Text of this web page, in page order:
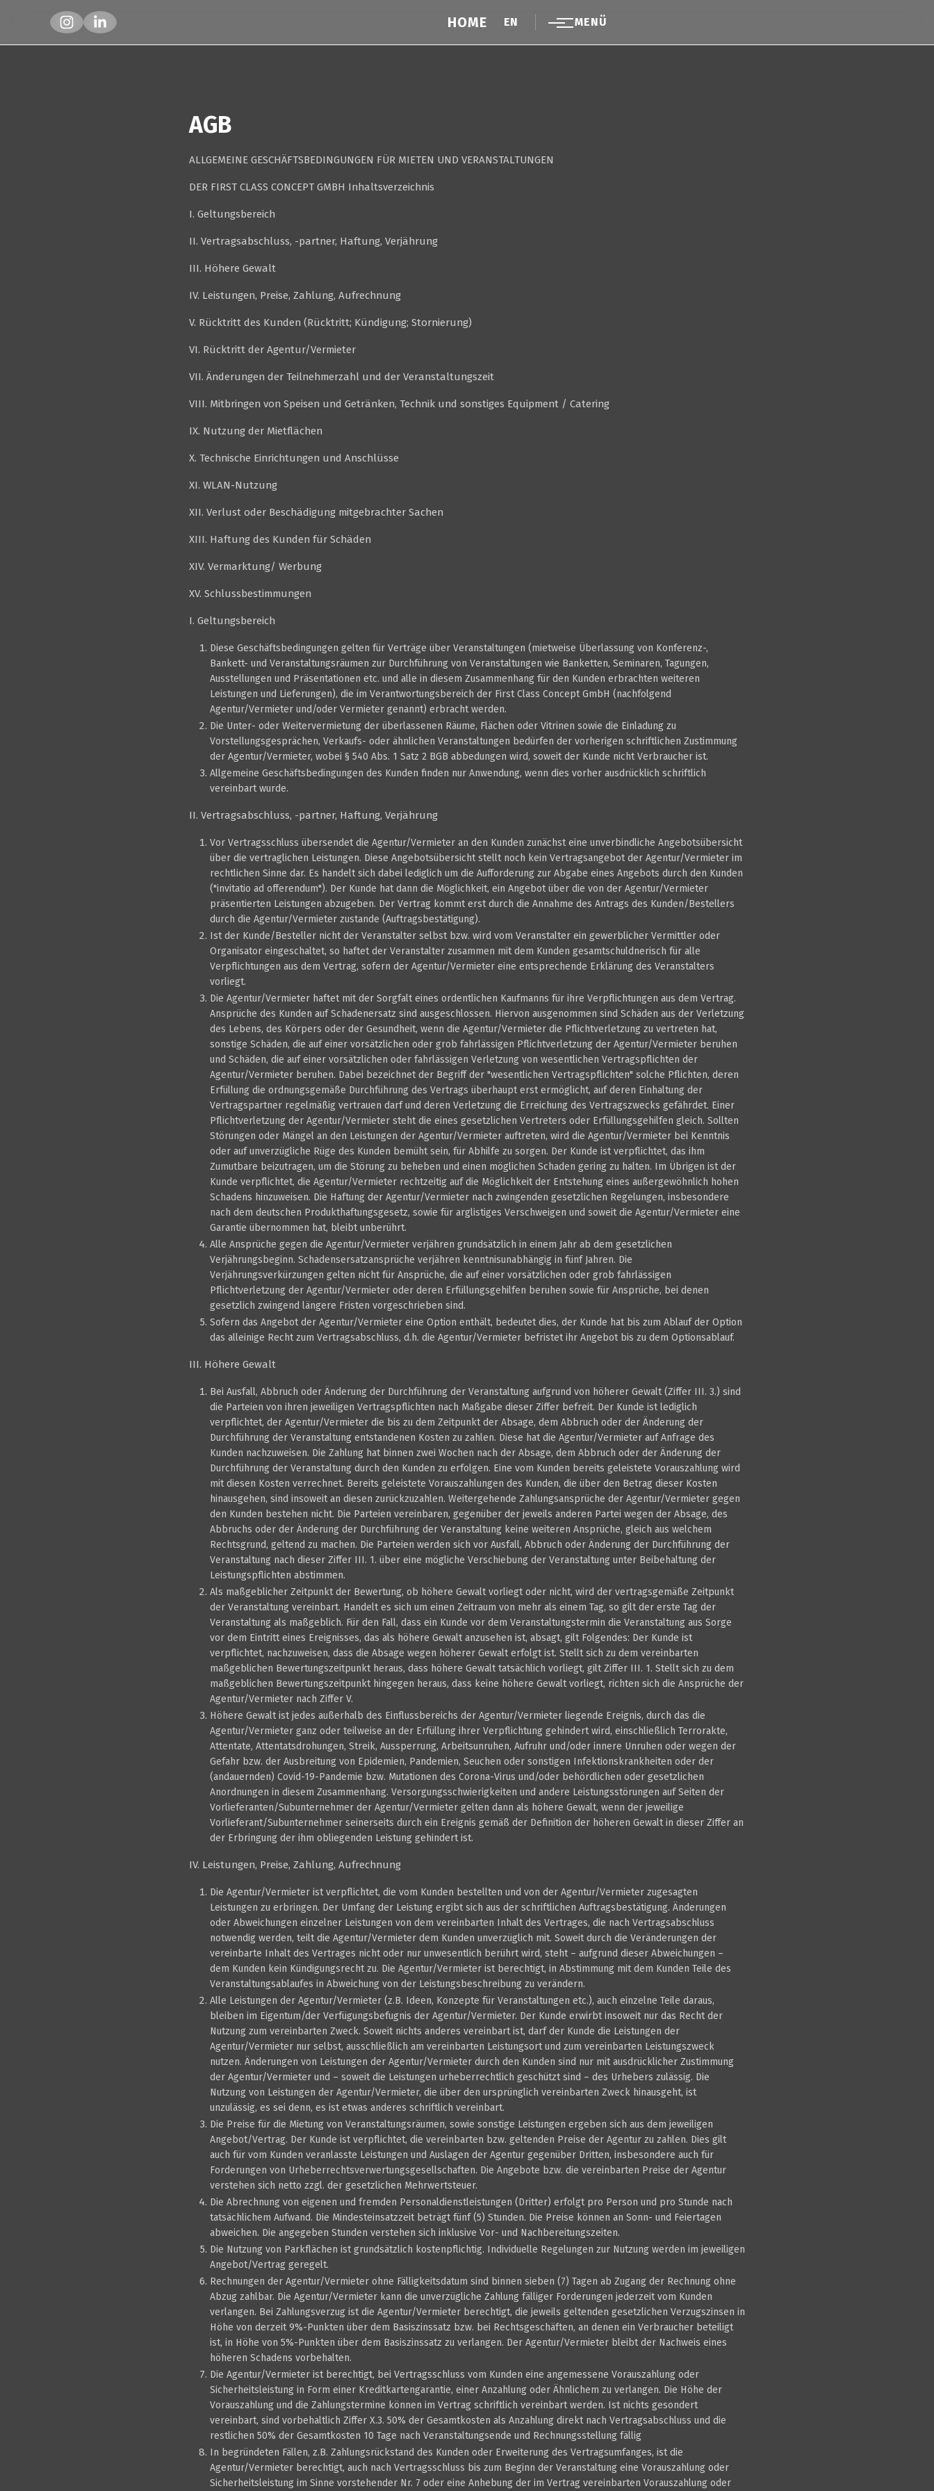
HOME EN MENÜ
AGB
ALLGEMEINE GESCHÄFTSBEDINGUNGEN FÜR MIETEN UND VERANSTALTUNGEN
DER FIRST CLASS CONCEPT GMBH Inhaltsverzeichnis
I. Geltungsbereich
II. Vertragsabschluss, -partner, Haftung, Verjährung
III. Höhere Gewalt
IV. Leistungen, Preise, Zahlung, Aufrechnung
V. Rücktritt des Kunden (Rücktritt; Kündigung; Stornierung)
VI. Rücktritt der Agentur/Vermieter
VII. Änderungen der Teilnehmerzahl und der Veranstaltungszeit
VIII. Mitbringen von Speisen und Getränken, Technik und sonstiges Equipment / Catering
IX. Nutzung der Mietflächen
X. Technische Einrichtungen und Anschlüsse
XI. WLAN-Nutzung
XII. Verlust oder Beschädigung mitgebrachter Sachen
XIII. Haftung des Kunden für Schäden
XIV. Vermarktung/ Werbung
XV. Schlussbestimmungen
I. Geltungsbereich
Diese Geschäftsbedingungen gelten für Verträge über Veranstaltungen (mietweise Überlassung von Konferenz-,
Bankett- und Veranstaltungsräumen zur Durchführung von Veranstaltungen wie Banketten, Seminaren, Tagungen,
Ausstellungen und Präsentationen etc. und alle in diesem Zusammenhang für den Kunden erbrachten weiteren
Leistungen und Lieferungen), die im Verantwortungsbereich der First Class Concept GmbH (nachfolgend
Agentur/Vermieter und/oder Vermieter genannt) erbracht werden.
Die Unter- oder Weitervermietung der überlassenen Räume, Flächen oder Vitrinen sowie die Einladung zu
Vorstellungsgesprächen, Verkaufs- oder ähnlichen Veranstaltungen bedürfen der vorherigen schriftlichen Zustimmung
der Agentur/Vermieter, wobei § 540 Abs. 1 Satz 2 BGB abbedungen wird, soweit der Kunde nicht Verbraucher ist.
Allgemeine Geschäftsbedingungen des Kunden finden nur Anwendung, wenn dies vorher ausdrücklich schriftlich
vereinbart wurde.
II. Vertragsabschluss, -partner, Haftung, Verjährung
Vor Vertragsschluss übersendet die Agentur/Vermieter an den Kunden zunächst eine unverbindliche Angebotsübersicht
über die vertraglichen Leistungen. Diese Angebotsübersicht stellt noch kein Vertragsangebot der Agentur/Vermieter im
rechtlichen Sinne dar. Es handelt sich dabei lediglich um die Aufforderung zur Abgabe eines Angebots durch den Kunden
("invitatio ad offerendum"). Der Kunde hat dann die Möglichkeit, ein Angebot über die von der Agentur/Vermieter
präsentierten Leistungen abzugeben. Der Vertrag kommt erst durch die Annahme des Antrags des Kunden/Bestellers
durch die Agentur/Vermieter zustande (Auftragsbestätigung).
Ist der Kunde/Besteller nicht der Veranstalter selbst bzw. wird vom Veranstalter ein gewerblicher Vermittler oder
Organisator eingeschaltet, so haftet der Veranstalter zusammen mit dem Kunden gesamtschuldnerisch für alle
Verpflichtungen aus dem Vertrag, sofern der Agentur/Vermieter eine entsprechende Erklärung des Veranstalters
vorliegt.
Die Agentur/Vermieter haftet mit der Sorgfalt eines ordentlichen Kaufmanns für ihre Verpflichtungen aus dem Vertrag.
Ansprüche des Kunden auf Schadenersatz sind ausgeschlossen. Hiervon ausgenommen sind Schäden aus der Verletzung
des Lebens, des Körpers oder der Gesundheit, wenn die Agentur/Vermieter die Pflichtverletzung zu vertreten hat,
sonstige Schäden, die auf einer vorsätzlichen oder grob fahrlässigen Pflichtverletzung der Agentur/Vermieter beruhen
und Schäden, die auf einer vorsätzlichen oder fahrlässigen Verletzung von wesentlichen Vertragspflichten der
Agentur/Vermieter beruhen. Dabei bezeichnet der Begriff der "wesentlichen Vertragspflichten" solche Pflichten, deren
Erfüllung die ordnungsgemäße Durchführung des Vertrags überhaupt erst ermöglicht, auf deren Einhaltung der
Vertragspartner regelmäßig vertrauen darf und deren Verletzung die Erreichung des Vertragszwecks gefährdet. Einer
Pflichtverletzung der Agentur/Vermieter steht die eines gesetzlichen Vertreters oder Erfüllungsgehilfen gleich. Sollten
Störungen oder Mängel an den Leistungen der Agentur/Vermieter auftreten, wird die Agentur/Vermieter bei Kenntnis
oder auf unverzügliche Rüge des Kunden bemüht sein, für Abhilfe zu sorgen. Der Kunde ist verpflichtet, das ihm
Zumutbare beizutragen, um die Störung zu beheben und einen möglichen Schaden gering zu halten. Im Übrigen ist der
Kunde verpflichtet, die Agentur/Vermieter rechtzeitig auf die Möglichkeit der Entstehung eines außergewöhnlich hohen
Schadens hinzuweisen. Die Haftung der Agentur/Vermieter nach zwingenden gesetzlichen Regelungen, insbesondere
nach dem deutschen Produkthaftungsgesetz, sowie für arglistiges Verschweigen und soweit die Agentur/Vermieter eine
Garantie übernommen hat, bleibt unberührt.
Alle Ansprüche gegen die Agentur/Vermieter verjähren grundsätzlich in einem Jahr ab dem gesetzlichen
Verjährungsbeginn. Schadensersatzansprüche verjähren kenntnisunabhängig in fünf Jahren. Die
Verjährungsverkürzungen gelten nicht für Ansprüche, die auf einer vorsätzlichen oder grob fahrlässigen
Pflichtverletzung der Agentur/Vermieter oder deren Erfüllungsgehilfen beruhen sowie für Ansprüche, bei denen
gesetzlich zwingend längere Fristen vorgeschrieben sind.
Sofern das Angebot der Agentur/Vermieter eine Option enthält, bedeutet dies, der Kunde hat bis zum Ablauf der Option
das alleinige Recht zum Vertragsabschluss, d.h. die Agentur/Vermieter befristet ihr Angebot bis zu dem Optionsablauf.
III. Höhere Gewalt
Bei Ausfall, Abbruch oder Änderung der Durchführung der Veranstaltung aufgrund von höherer Gewalt (Ziffer III. 3.) sind
die Parteien von ihren jeweiligen Vertragspflichten nach Maßgabe dieser Ziffer befreit. Der Kunde ist lediglich
verpflichtet, der Agentur/Vermieter die bis zu dem Zeitpunkt der Absage, dem Abbruch oder der Änderung der
Durchführung der Veranstaltung entstandenen Kosten zu zahlen. Diese hat die Agentur/Vermieter auf Anfrage des
Kunden nachzuweisen. Die Zahlung hat binnen zwei Wochen nach der Absage, dem Abbruch oder der Änderung der
Durchführung der Veranstaltung durch den Kunden zu erfolgen. Eine vom Kunden bereits geleistete Vorauszahlung wird
mit diesen Kosten verrechnet. Bereits geleistete Vorauszahlungen des Kunden, die über den Betrag dieser Kosten
hinausgehen, sind insoweit an diesen zurückzuzahlen. Weitergehende Zahlungsansprüche der Agentur/Vermieter gegen
den Kunden bestehen nicht. Die Parteien vereinbaren, gegenüber der jeweils anderen Partei wegen der Absage, des
Abbruchs oder der Änderung der Durchführung der Veranstaltung keine weiteren Ansprüche, gleich aus welchem
Rechtsgrund, geltend zu machen. Die Parteien werden sich vor Ausfall, Abbruch oder Änderung der Durchführung der
Veranstaltung nach dieser Ziffer III. 1. über eine mögliche Verschiebung der Veranstaltung unter Beibehaltung der
Leistungspflichten abstimmen.
Als maßgeblicher Zeitpunkt der Bewertung, ob höhere Gewalt vorliegt oder nicht, wird der vertragsgemäße Zeitpunkt
der Veranstaltung vereinbart. Handelt es sich um einen Zeitraum von mehr als einem Tag, so gilt der erste Tag der
Veranstaltung als maßgeblich. Für den Fall, dass ein Kunde vor dem Veranstaltungstermin die Veranstaltung aus Sorge
vor dem Eintritt eines Ereignisses, das als höhere Gewalt anzusehen ist, absagt, gilt Folgendes: Der Kunde ist
verpflichtet, nachzuweisen, dass die Absage wegen höherer Gewalt erfolgt ist. Stellt sich zu dem vereinbarten
maßgeblichen Bewertungszeitpunkt heraus, dass höhere Gewalt tatsächlich vorliegt, gilt Ziffer III. 1. Stellt sich zu dem
maßgeblichen Bewertungszeitpunkt hingegen heraus, dass keine höhere Gewalt vorliegt, richten sich die Ansprüche der
Agentur/Vermieter nach Ziffer V.
Höhere Gewalt ist jedes außerhalb des Einflussbereichs der Agentur/Vermieter liegende Ereignis, durch das die
Agentur/Vermieter ganz oder teilweise an der Erfüllung ihrer Verpflichtung gehindert wird, einschließlich Terrorakte,
Attentate, Attentatsdrohungen, Streik, Aussperrung, Arbeitsunruhen, Aufruhr und/oder innere Unruhen oder wegen der
Gefahr bzw. der Ausbreitung von Epidemien, Pandemien, Seuchen oder sonstigen Infektionskrankheiten oder der
(andauernden) Covid-19-Pandemie bzw. Mutationen des Corona-Virus und/oder behördlichen oder gesetzlichen
Anordnungen in diesem Zusammenhang. Versorgungsschwierigkeiten und andere Leistungsstörungen auf Seiten der
Vorlieferanten/Subunternehmer der Agentur/Vermieter gelten dann als höhere Gewalt, wenn der jeweilige
Vorlieferant/Subunternehmer seinerseits durch ein Ereignis gemäß der Definition der höheren Gewalt in dieser Ziffer an
der Erbringung der ihm obliegenden Leistung gehindert ist.
IV. Leistungen, Preise, Zahlung, Aufrechnung
Die Agentur/Vermieter ist verpflichtet, die vom Kunden bestellten und von der Agentur/Vermieter zugesagten
Leistungen zu erbringen. Der Umfang der Leistung ergibt sich aus der schriftlichen Auftragsbestätigung. Änderungen
oder Abweichungen einzelner Leistungen von dem vereinbarten Inhalt des Vertrages, die nach Vertragsabschluss
notwendig werden, teilt die Agentur/Vermieter dem Kunden unverzüglich mit. Soweit durch die Veränderungen der
vereinbarte Inhalt des Vertrages nicht oder nur unwesentlich berührt wird, steht – aufgrund dieser Abweichungen –
dem Kunden kein Kündigungsrecht zu. Die Agentur/Vermieter ist berechtigt, in Abstimmung mit dem Kunden Teile des
Veranstaltungsablaufes in Abweichung von der Leistungsbeschreibung zu verändern.
Alle Leistungen der Agentur/Vermieter (z.B. Ideen, Konzepte für Veranstaltungen etc.), auch einzelne Teile daraus,
bleiben im Eigentum/der Verfügungsbefugnis der Agentur/Vermieter. Der Kunde erwirbt insoweit nur das Recht der
Nutzung zum vereinbarten Zweck. Soweit nichts anderes vereinbart ist, darf der Kunde die Leistungen der
Agentur/Vermieter nur selbst, ausschließlich am vereinbarten Leistungsort und zum vereinbarten Leistungszweck
nutzen. Änderungen von Leistungen der Agentur/Vermieter durch den Kunden sind nur mit ausdrücklicher Zustimmung
der Agentur/Vermieter und – soweit die Leistungen urheberrechtlich geschützt sind – des Urhebers zulässig. Die
Nutzung von Leistungen der Agentur/Vermieter, die über den ursprünglich vereinbarten Zweck hinausgeht, ist
unzulässig, es sei denn, es ist etwas anderes schriftlich vereinbart.
Die Preise für die Mietung von Veranstaltungsräumen, sowie sonstige Leistungen ergeben sich aus dem jeweiligen
Angebot/Vertrag. Der Kunde ist verpflichtet, die vereinbarten bzw. geltenden Preise der Agentur zu zahlen. Dies gilt
auch für vom Kunden veranlasste Leistungen und Auslagen der Agentur gegenüber Dritten, insbesondere auch für
Forderungen von Urheberrechtsverwertungsgesellschaften. Die Angebote bzw. die vereinbarten Preise der Agentur
verstehen sich netto zzgl. der gesetzlichen Mehrwertsteuer.
Die Abrechnung von eigenen und fremden Personaldienstleistungen (Dritter) erfolgt pro Person und pro Stunde nach
tatsächlichem Aufwand. Die Mindesteinsatzzeit beträgt fünf (5) Stunden. Die Preise können an Sonn- und Feiertagen
abweichen. Die angegeben Stunden verstehen sich inklusive Vor- und Nachbereitungszeiten.
Die Nutzung von Parkflächen ist grundsätzlich kostenpflichtig. Individuelle Regelungen zur Nutzung werden im jeweiligen
Angebot/Vertrag geregelt.
Rechnungen der Agentur/Vermieter ohne Fälligkeitsdatum sind binnen sieben (7) Tagen ab Zugang der Rechnung ohne
Abzug zahlbar. Die Agentur/Vermieter kann die unverzügliche Zahlung fälliger Forderungen jederzeit vom Kunden
verlangen. Bei Zahlungsverzug ist die Agentur/Vermieter berechtigt, die jeweils geltenden gesetzlichen Verzugszinsen in
Höhe von derzeit 9%-Punkten über dem Basiszinssatz bzw. bei Rechtsgeschäften, an denen ein Verbraucher beteiligt
ist, in Höhe von 5%-Punkten über dem Basiszinssatz zu verlangen. Der Agentur/Vermieter bleibt der Nachweis eines
höheren Schadens vorbehalten.
Die Agentur/Vermieter ist berechtigt, bei Vertragsschluss vom Kunden eine angemessene Vorauszahlung oder
Sicherheitsleistung in Form einer Kreditkartengarantie, einer Anzahlung oder Ähnlichem zu verlangen. Die Höhe der
Vorauszahlung und die Zahlungstermine können im Vertrag schriftlich vereinbart werden. Ist nichts gesondert
vereinbart, sind vorbehaltlich Ziffer X.3. 50% der Gesamtkosten als Anzahlung direkt nach Vertragsabschluss und die
restlichen 50% der Gesamtkosten 10 Tage nach Veranstaltungsende und Rechnungsstellung fällig
In begründeten Fällen, z.B. Zahlungsrückstand des Kunden oder Erweiterung des Vertragsumfanges, ist die
Agentur/Vermieter berechtigt, auch nach Vertragsschluss bis zum Beginn der Veranstaltung eine Vorauszahlung oder
Sicherheitsleistung im Sinne vorstehender Nr. 7 oder eine Anhebung der im Vertrag vereinbarten Vorauszahlung oder